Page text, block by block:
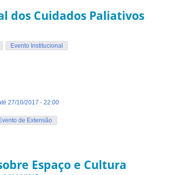
dos Cuidados Paliativos
Evento Institucional
27/10/2017 - 22:00
de Extensão
Espaço e Cultura